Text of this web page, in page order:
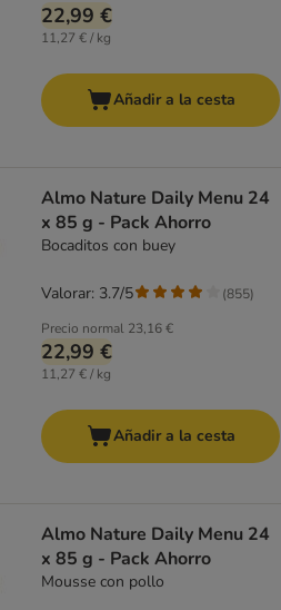
22,99 €
11,27 € / kg
Añadir a la cesta
Almo Nature Daily Menu 24
x 85 g - Pack Ahorro
Bocaditos con buey
Precio normal 23,16 €
22,99 €
11,27 € / kg
Valorar: 3.7/5 (855)
Añadir a la cesta
Almo Nature Daily Menu 24
x 85 g - Pack Ahorro
Mousse con pollo